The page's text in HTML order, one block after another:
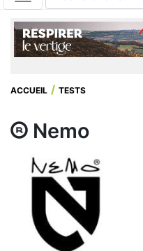
ACCUEIL TESTS
Nemo